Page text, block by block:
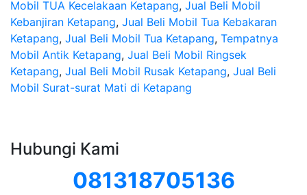
Mobil TUA Kecelakaan Ketapang, Jual Beli Mobil
Kebanjiran Ketapang, Jual Beli Mobil Tua Kebakaran
Ketapang, Jual Beli Mobil Tua Ketapang, Tempatnya
Mobil Antik Ketapang, Jual Beli Mobil Ringsek
Ketapang, Jual Beli Mobil Rusak Ketapang, Jual Beli
Mobil Surat-surat Mati di Ketapang
Hubungi Kami
081318705136